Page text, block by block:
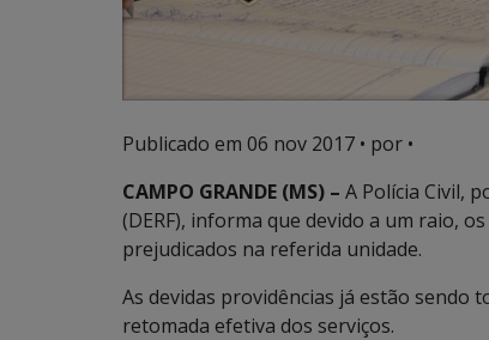
Publicado em 06 nov 2017 • por •
CAMPO GRANDE (MS) – A Polícia Civil,
(DERF), informa que devido a um raio,
prejudicados na referida unidade.
As devidas providências já estão sendo
retomada efetiva dos serviços.